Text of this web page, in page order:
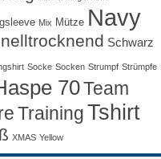
Mix Mütze Navy
Schwarz
Socke Socken Strumpf Strümpfe
70Team
TrainingTshirt
XMAS Yellow